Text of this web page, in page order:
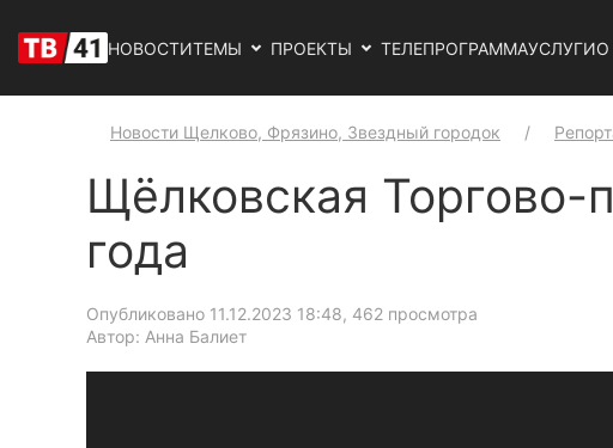
НОВОСТИТЕМЫ ПРОЕКТЫ ТЕЛЕПРОГРАММАУСЛУГИО
Новости Щелково, Фрязино, Звездный городок
Щёлковская Торгово-
года
Опубликовано 11.12.2023 18:48, 462 просмотра
Автор: Анна Балиет